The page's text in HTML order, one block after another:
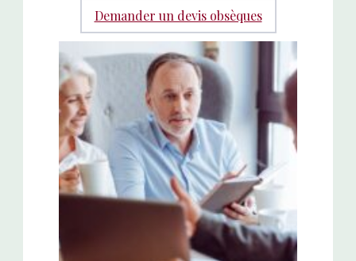
Demander un devis obsèques